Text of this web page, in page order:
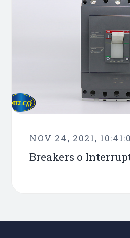
NOV 24, 2021,
Breakers o